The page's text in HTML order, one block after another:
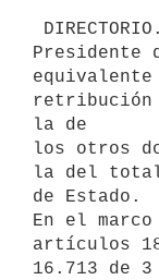
Presidente
retribución
la de
los otros
la del total
de Estado.
En el
artículos
16.713 de